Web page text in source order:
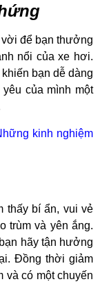
vời để bạn thưởng
nổi của xe hơi.
bạn dễ dàng
của mình một
kinh nghiệm
thấy bí ẩn, vui vẻ
trùm và yên ắng.
hãy tận hưởng
Đồng thời giảm
và có một chuyến